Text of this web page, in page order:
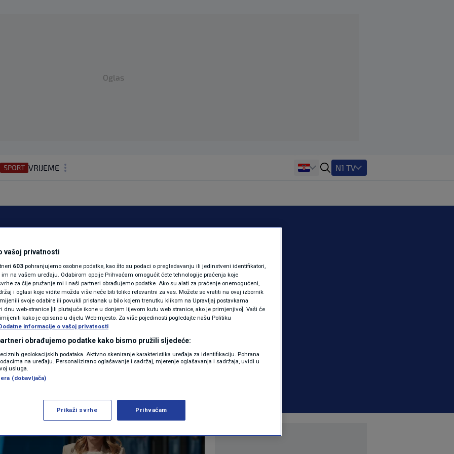
Oglas
VRIJEME
REGIJA
MAGAZIN
KOLUMNE
N1(DIS)INFO
KLIMATSKE PROMJENE
FOTO
VIDEO
N1 TV
ima rješenje
u Zagrebu: Prvo
6 komentara
Više
vašoj privatnosti
603 pohranjujemo osobne podatke, kao što su podaci o pregledavanju ili jedinstveni identifikatori,
na vašem uređaju. Odabirom opcije Prihvaćam omogućit ćete tehnologije praćenja koje
za čije pružanje mi i naši partneri obrađujemo podatke. Ako su alati za praćenje onemogućeni,
i oglasi koje vidite možda više neće biti toliko relevantni za vas. Možete se vratiti na ovaj izbornik
svoje odabire ili povukli pristanak u bilo kojem trenutku klikom na Upravljaj postavkama
dnu web-stranice [ili plutajuće ikone u donjem lijevom kutu web stranice, ako je primjenjivo]. Vaši će
kako je opisano u dijelu Web-mjesto. Za više pojedinosti pogledajte našu Politiku
informacije o vašoj privatnosti
obrađujemo podatke kako bismo pružili sljedeće:
geolokacijskih podataka. Aktivno skeniranje karakteristika uređaja za identifikaciju. Pohrana
na uređaju. Personalizirano oglašavanje i sadržaj, mjerenje oglašavanja i sadržaja, uvidi u
usluga.
(dobavljača)
Prikaži svrhe Prihvaćam